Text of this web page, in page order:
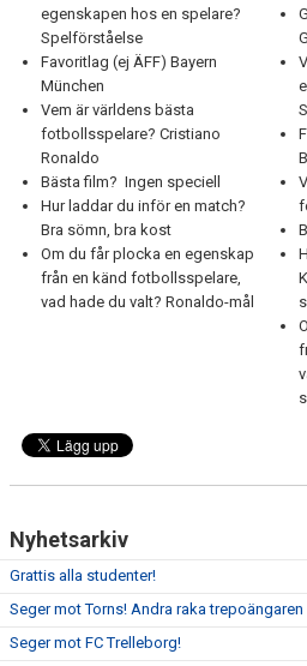
egenskapen hos en spelare?
Spelförståelse
Favoritlag (ej ÄFF) Bayern
München
Vem är världens bästa
fotbollsspelare? Cristiano
Ronaldo
Bästa film? Ingen speciell
Hur laddar du inför en match?
Bra sömn, bra kost
Om du får plocka en egenskap
från en känd fotbollsspelare,
vad hade du valt? Ronaldo-mål
Nyhetsarkiv
Grattis alla studenter!
Seger mot Torns! Andra raka trepoängaren
Seger mot FC Trelleborg!